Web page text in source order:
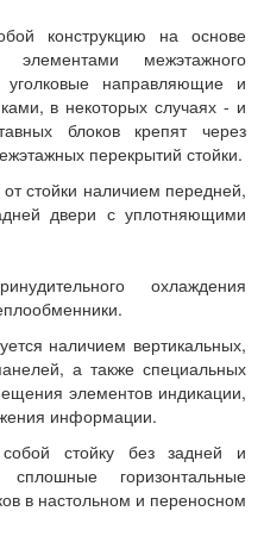
конструкцию на основе
межэтажного
направляющие и
в некоторых случаях - и
блоков крепят через
перекрытий стойки.
стойки наличием передней,
двери с уплотняющими
охлаждения
наличием вертикальных,
а также специальных
элементов индикации,
информации.
стойку без задней и
горизонтальные
в настольном и переносном